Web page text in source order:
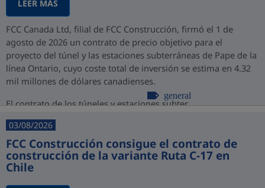
LEER MÁS
FCC Canada Ltd, filial de FCC Construcción, firmó el 1 de
agosto de 2026 un contrato de precio objetivo para el
proyecto del túnel y las estaciones subterráneas de Pape de la
línea Ontario, cuyo coste total de inversión se estima en 4.32
mil millones de dólares canadienses.
El contrato de los túneles y estaciones subter...
general
03/08/2026
FCC Construcción consigue el contrato de
construcción de la variante Ruta C-17 en
Chile